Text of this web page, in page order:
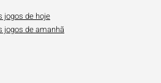
jogos de hoje
jogos de amanhã